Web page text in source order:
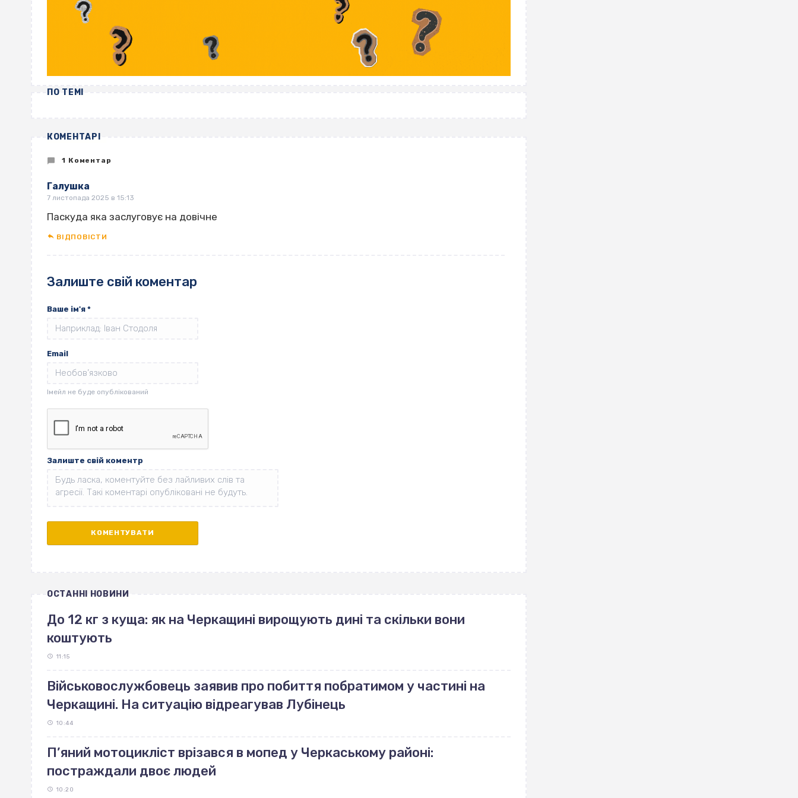
ПО ТЕМІ
КОМЕНТАРІ
1 Коментар
Галушка
7 листопада 2025 в 15:13
Паскуда яка заслуговує на довічне
ВІДПОВІCТИ
Залиште свій коментар
Ваше ім'я *
Email
Залиште свій коментр
ОСТАННІ НОВИНИ
До 12 кг з куща: як на Черкащині вирощують дині та скільки вони
коштують
11:15
Військовослужбовець заявив про побиття побратимом у частині на
Черкащині. На ситуацію відреагував Лубінець
10:44
П’яний мотоцикліст врізався в мопед у Черкаському районі:
постраждали двоє людей
10:20